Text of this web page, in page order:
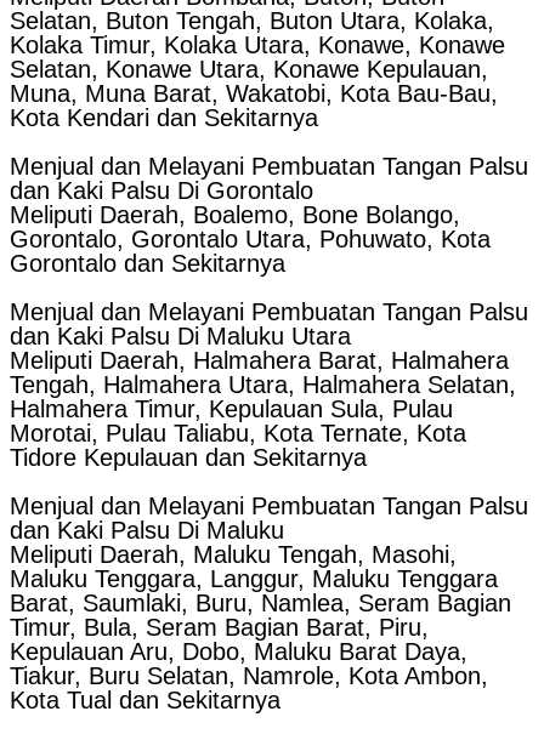
Selatan, Buton Tengah, Buton Utara, Kolaka,
Kolaka Timur, Kolaka Utara, Konawe, Konawe
Selatan, Konawe Utara, Konawe Kepulauan,
Muna, Muna Barat, Wakatobi, Kota Bau-Bau,
Kota Kendari dan Sekitarnya
Menjual dan Melayani Pembuatan Tangan Palsu
dan Kaki Palsu Di Gorontalo
Meliputi Daerah, Boalemo, Bone Bolango,
Gorontalo, Gorontalo Utara, Pohuwato, Kota
Gorontalo dan Sekitarnya
Menjual dan Melayani Pembuatan Tangan Palsu
dan Kaki Palsu Di Maluku Utara
Meliputi Daerah, Halmahera Barat, Halmahera
Tengah, Halmahera Utara, Halmahera Selatan,
Halmahera Timur, Kepulauan Sula, Pulau
Morotai, Pulau Taliabu, Kota Ternate, Kota
Tidore Kepulauan dan Sekitarnya
Menjual dan Melayani Pembuatan Tangan Palsu
dan Kaki Palsu Di Maluku
Meliputi Daerah, Maluku Tengah, Masohi,
Maluku Tenggara, Langgur, Maluku Tenggara
Barat, Saumlaki, Buru, Namlea, Seram Bagian
Timur, Bula, Seram Bagian Barat, Piru,
Kepulauan Aru, Dobo, Maluku Barat Daya,
Tiakur, Buru Selatan, Namrole, Kota Ambon,
Kota Tual dan Sekitarnya